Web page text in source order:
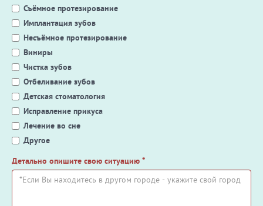
Съёмное протезирование
Имплантация зубов
Несъёмное протезирование
Виниры
Чистка зубов
Отбеливание зубов
Детская стоматология
Исправление прикуса
Лечение во сне
Другое
Детально опишите свою ситуацию *